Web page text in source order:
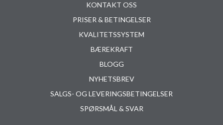
KONTAKT OSS
PRISER & BETINGELSER
KVALITETSSYSTEM
BÆREKRAFT
BLOGG
NYHETSBREV
SALGS- OG LEVERINGSBETINGELSER
SPØRSMÅL & SVAR